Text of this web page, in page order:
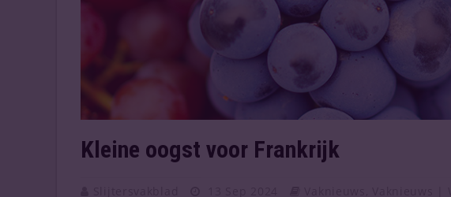
Kleine oogst voor Frankrijk